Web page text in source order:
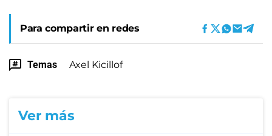
Para compartir en redes
Temas Axel Kicillof
Ver más